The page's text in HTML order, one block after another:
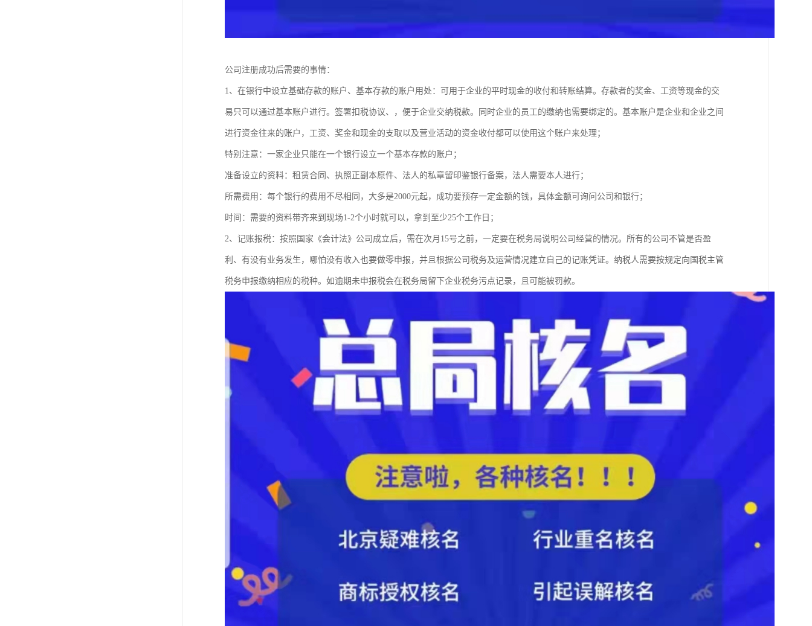
公司注册成功后需要的事情：
1、在银行中设立基础存款的账户、基本存款的账户用处：可用于企业的平时现金的收付和转账结算。存款者的奖金、工资等现金的交
易只可以通过基本账户进行。签署扣税协议、，便于企业交纳税款。同时企业的员工的缴纳也需要绑定的。基本账户是企业和企业之间
进行资金往来的账户，工资、奖金和现金的支取以及营业活动的资金收付都可以使用这个账户来处理；
特别注意：一家企业只能在一个银行设立一个基本存款的账户；
准备设立的资料：租赁合同、执照正副本原件、法人的私章留印鉴银行备案，法人需要本人进行；
所需费用：每个银行的费用不尽相同，大多是2000元起，成功要预存一定金额的钱，具体金额可询问公司和银行；
时间：需要的资料带齐来到现场1-2个小时就可以，拿到至少25个工作日；
2、记账报税：按照国家《会计法》公司成立后，需在次月15号之前，一定要在税务局说明公司经营的情况。所有的公司不管是否盈
利、有没有业务发生，哪怕没有收入也要做零申报，并且根据公司税务及运营情况建立自己的记账凭证。纳税人需要按规定向国税主管
税务申报缴纳相应的税种。如逾期未申报税会在税务局留下企业税务污点记录，且可能被罚款。